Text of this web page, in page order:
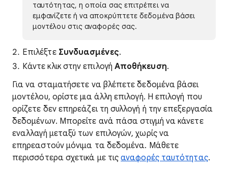
ταυτότητας, η οποία σας επιτρέπει να
εμφανίζετε ή να αποκρύπτετε δεδομένα βάσει
μοντέλου στις αναφορές σας.
Επιλέξτε Συνδυασμένες.
Κάντε κλικ στην επιλογή Αποθήκευση.
Για να σταματήσετε να βλέπετε δεδομένα βάσει
μοντέλου, ορίστε μια άλλη επιλογή. Η επιλογή που
ορίζετε δεν επηρεάζει τη συλλογή ή την επεξεργασία
δεδομένων. Μπορείτε ανά πάσα στιγμή να κάνετε
εναλλαγή μεταξύ των επιλογών, χωρίς να
επηρεαστούν μόνιμα τα δεδομένα. Μάθετε
περισσότερα σχετικά με τιςαναφορές ταυτότητας.